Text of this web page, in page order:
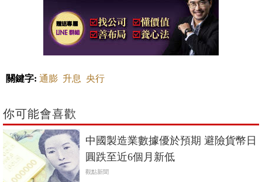
關鍵字: 通膨 升息 央行
你可能會喜歡
中國製造業數據優於預期 避險貨幣日
圓跌至近6個月新低
觀點新聞